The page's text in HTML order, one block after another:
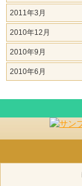
2011年3月
2010年12月
2010年9月
2010年6月